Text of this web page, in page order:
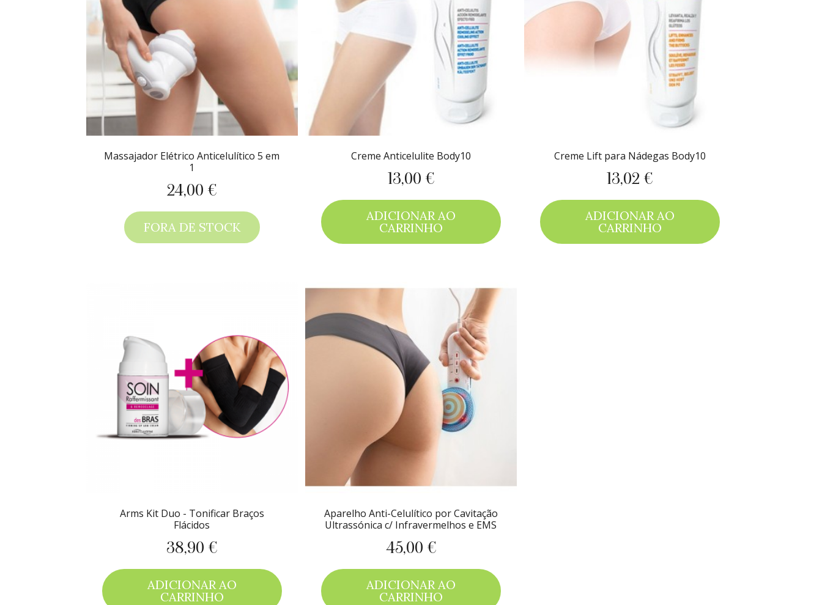
Massajador Elétrico Anticelulítico 5 em
1
Preço
24,00 €
FORA DE STOCK
Creme Anticelulite Body10
Preço
13,00 €
ADICIONAR AO
CARRINHO
Creme Lift para Nádegas Body10
Preço
13,02 €
ADICIONAR AO
CARRINHO
Arms Kit Duo - Tonificar Braços
Flácidos
Preço
38,90 €
ADICIONAR AO
CARRINHO
Aparelho Anti-Celulítico por Cavitação
Ultrassónica c/ Infravermelhos e EMS
Preço
45,00 €
ADICIONAR AO
CARRINHO